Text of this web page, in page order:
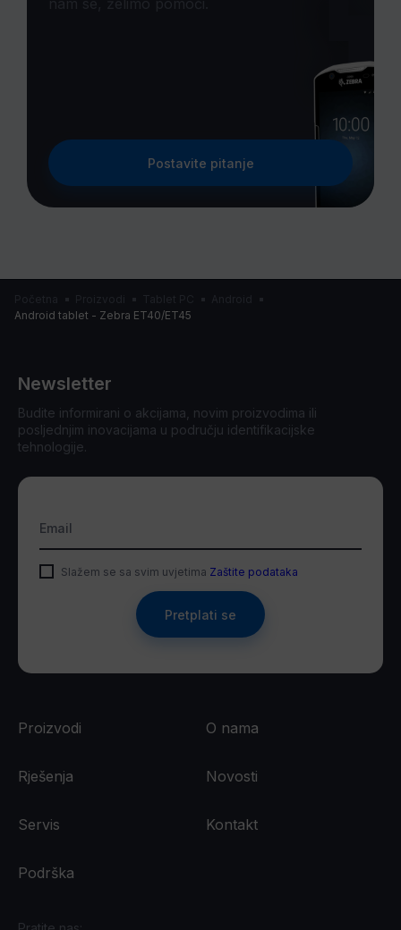
Postavite pitanje
Android tablet - Zebra ET40/ET45
Proizvodi
Rješenja
Servis
Podrška
O nama
Novosti
Kontakt
Newsletter
Budite informirani o akcijama, novim proizvodima ili
posljednjim inovacijama u području identifikacijske
tehnologije.
Email
Slažem se sa svim uvjetima Zaštite podataka
Pretplati se